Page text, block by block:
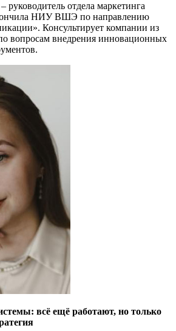
– руководитель отдела маркетинга
НИУ ВШЭ по направлению
Консультирует компании из
вопросам внедрения инновационных
всё ещё работают, но только